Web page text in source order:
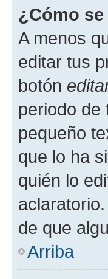
¿Cómo
A menos
editar tus
botón
periodo de
pequeño
que lo ha
quién lo
de que
Arriba